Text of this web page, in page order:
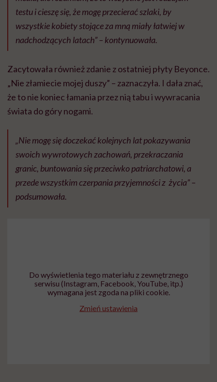
testu i cieszę się, że mogę przecierać szlaki, by
wszystkie kobiety stojące za mną miały łatwiej w
nadchodzących latach” – kontynuowała.
Zacytowała również zdanie z ostatniej płyty Beyonce.
„Nie złamiecie mojej duszy” – zaznaczyła. I dała znać,
że to nie koniec łamania przez nią tabu i wywracania
świata do góry nogami.
„Nie mogę się doczekać kolejnych lat pokazywania
swoich wywrotowych zachowań, przekraczania
granic, buntowania się przeciwko patriarchatowi, a
przede wszystkim czerpania przyjemności z życia” –
podsumowała.
Do wyświetlenia tego materiału z zewnętrznego
serwisu (Instagram, Facebook, YouTube, itp.)
wymagana jest zgoda na pliki cookie.
Zmień ustawienia